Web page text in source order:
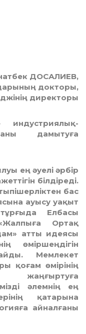
ДОСАЛИЕВ,
докторы,
директоры
дамытуға
ең әуелі әрбір
білдіреді.
бас
ауысу уақыт
Елбасы
Ортақ
атты идеясы
өміршеңдігін
Мемлекет
қоғам өмірінің
әлемнің ең
қатарына
айналғаны